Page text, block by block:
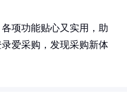
项功能贴心又实用，助
爱采购，发现采购新体